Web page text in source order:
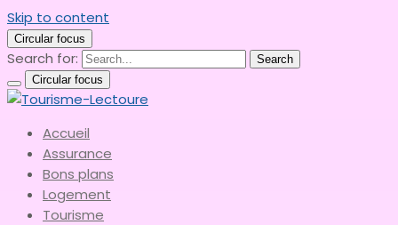
Skip to content
Circular focus
Search for:
Search
Circular focus
Tourisme-Lectoure
le meilleur du tourisme
Accueil
Assurance
Bons plans
Logement
Tourisme